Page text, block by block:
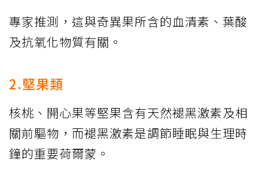
專家推測，這與奇異果所含的血清素、葉酸
及抗氧化物質有關。
2.堅果類
核桃、開心果等堅果含有天然褪黑激素及相
關前驅物，而褪黑激素是調節睡眠與生理時
鐘的重要荷爾蒙。